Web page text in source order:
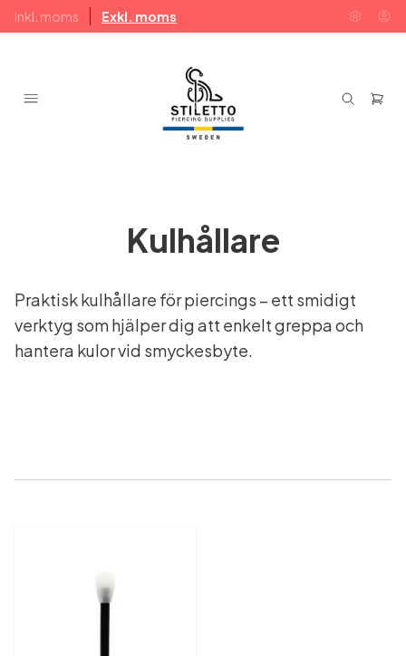
Inkl. moms Exkl. moms
Kulhållare
Praktisk kulhållare för piercings – ett smidigt
verktyg som hjälper dig att enkelt greppa och
hantera kulor vid smyckesbyte.